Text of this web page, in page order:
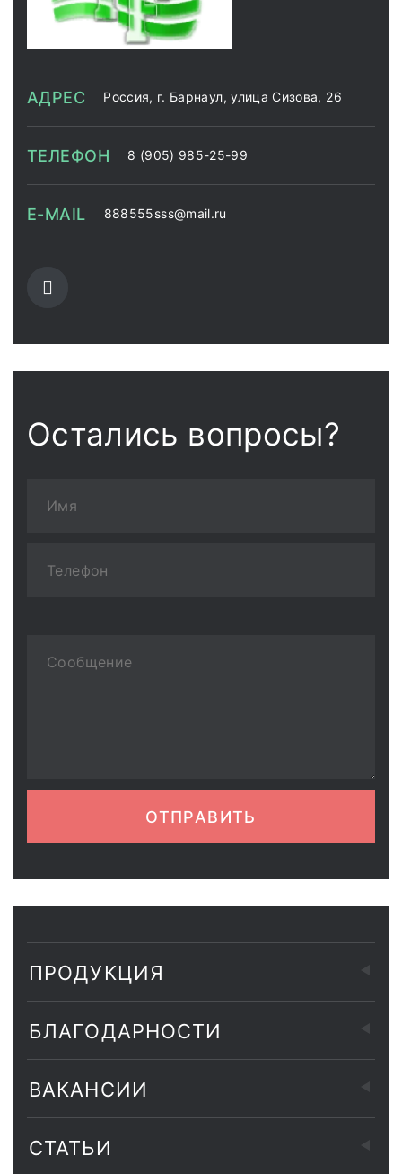
АДРЕС Россия, г. Барнаул, улица Сизова, 26
ТЕЛЕФОН 8 (905) 985-25-99
E-MAIL 888555sss@mail.ru
Остались вопросы?
ОТПРАВИТЬ
ПРОДУКЦИЯ
БЛАГОДАРНОСТИ
ВАКАНСИИ
СТАТЬИ